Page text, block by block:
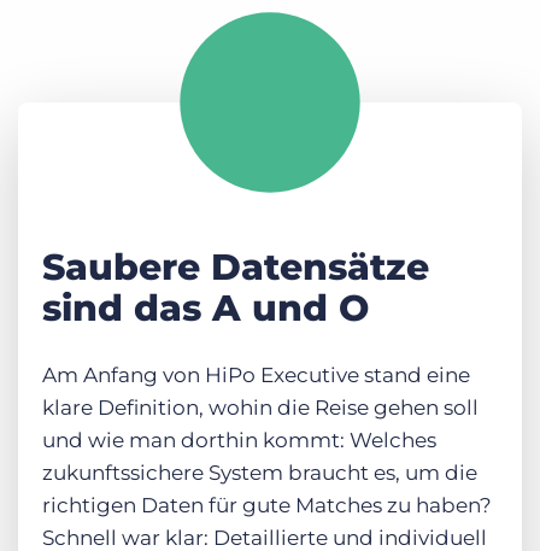
Saubere Datensätze
sind das A und O
Am Anfang von HiPo Executive stand eine
klare Definition, wohin die Reise gehen soll
und wie man dorthin kommt: Welches
zukunftssichere System braucht es, um die
richtigen Daten für gute Matches zu haben?
Schnell war klar: Detaillierte und individuell